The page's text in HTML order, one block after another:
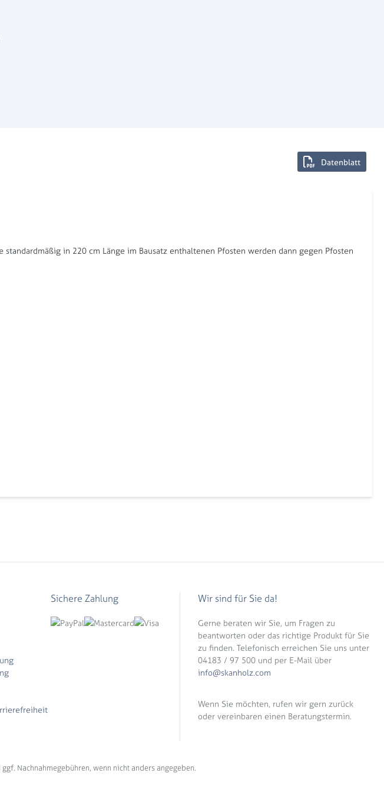
Datenblatt
in 220 cm Länge im Bausatz enthaltenen Pfosten werden dann gegen Pfosten
Sichere Zahlung Wir sind für Sie da!
Gerne beraten wir Sie, um Fragen zu
beantworten oder das richtige Produkt für Sie
zu finden. Telefonisch erreichen Sie uns unter
04183 / 97 500 und per E-Mail über
info@skanholz.com
Wenn Sie möchten, rufen wir gern zurück
oder vereinbaren einen Beratungstermin.
ggf. Nachnahmegebühren, wenn nicht anders angegeben.